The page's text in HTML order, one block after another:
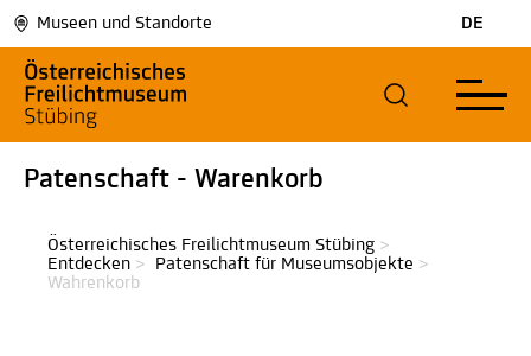
Museen und Standorte DE
Patenschaft - Warenkorb
Österreichisches Freilichtmuseum Stübing >
Entdecken > Patenschaft für Museumsobjekte >
Wahrenkorb